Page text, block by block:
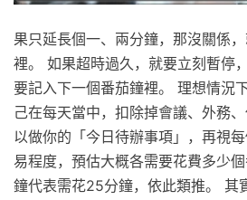
果只延長個一、兩分鐘，那沒關係
裡。 如果超時過久，就要立刻暫停
要記入下一個番茄鐘裡。 理想情況
己在每天當中，扣除掉會議、外務
以做你的「今日待辦事項」，再視
易程度，預估大概各需要花費多少
鐘代表需花25分鐘，依此類推。 其